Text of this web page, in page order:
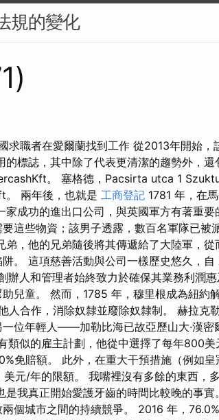
規的變化
求職者在愛爾蘭找到工作 從2013年開始，
標誌，其中除了代表更清潔的趨勢外，還
。 塞格德，Pacsirta utca 1
兩年後，也就是 工商登記 1781 年，在
成功的進出口公司，與英國軍方有著重
這些物資；該男子透露，數百名軍隊已被
，他的兄弟隨後將其傳遞給了大陸軍，
。 這項慈善活動與公司一樣歷史悠久，
人和管理者始終致力於確保其業務利潤
兒童。 然而，1785 年，穆里根成為紐約
人合作，消除奴隸並廢除奴隸制。 赫拉克
一位年輕人——加勒比海已故亞歷山大·漢
類似的雇主計劃，他從中選擇了每年800美
免賠額。 此外，在重大干預措施（例如
元/年的限額。 我嘴裡沒有多餘的東西，
我真正開始愛護牙齒的時間比較晚的事
個城市之間的持續競爭。 2016 年，